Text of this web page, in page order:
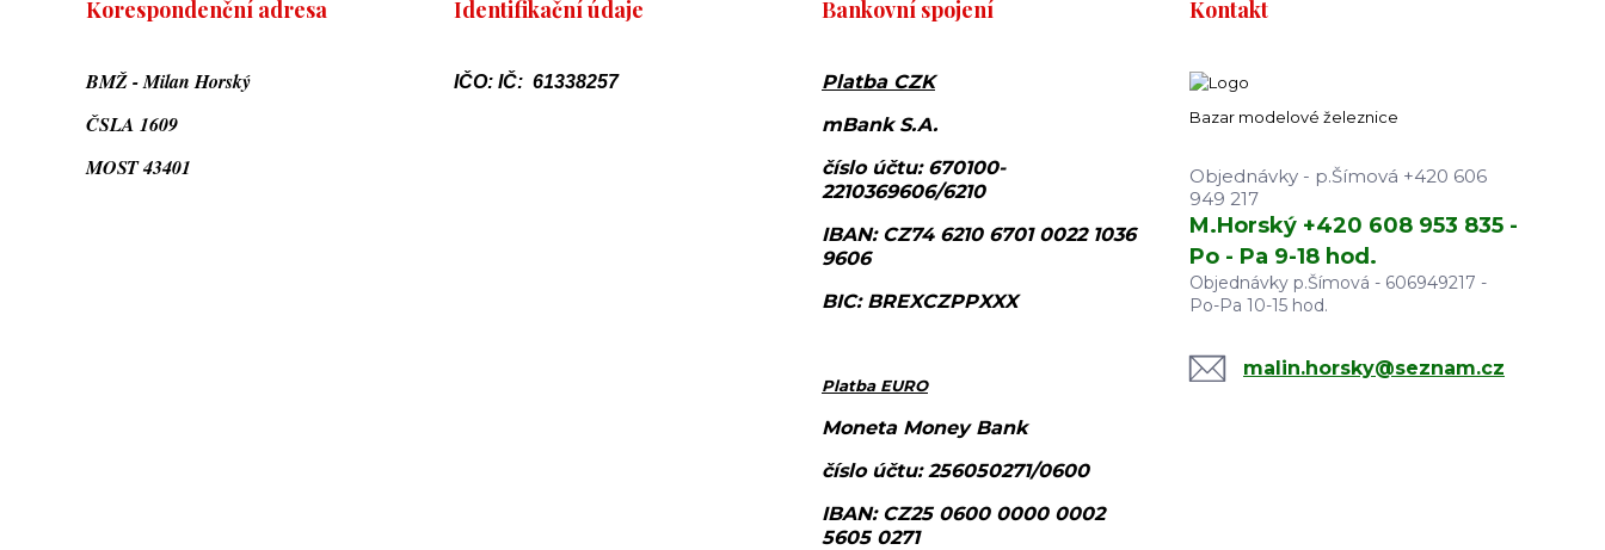
Korespondenční adresa
BMŽ - Milan Horský
ČSLA 1609
MOST 43401
Identifikační údaje
IČO: IČ: 61338257
Bankovní spojení
Platba CZK
mBank S.A.
číslo účtu: 670100-
2210369606/6210
IBAN: CZ74 6210 6701 0022 1036
9606
BIC: BREXCZPPXXX
Platba EURO
Moneta Money Bank
číslo účtu: 256050271/0600
IBAN: CZ25 0600 0000 0002
5605 0271
Kontakt
Bazar modelové železnice
Objednávky - p.Šímová +420 606
949 217
M.Horský +420 608 953 835 -
Po - Pa 9-18 hod.
Objednávky p.Šímová - 606949217 -
Po-Pa 10-15 hod.
malin.horsky@seznam.cz